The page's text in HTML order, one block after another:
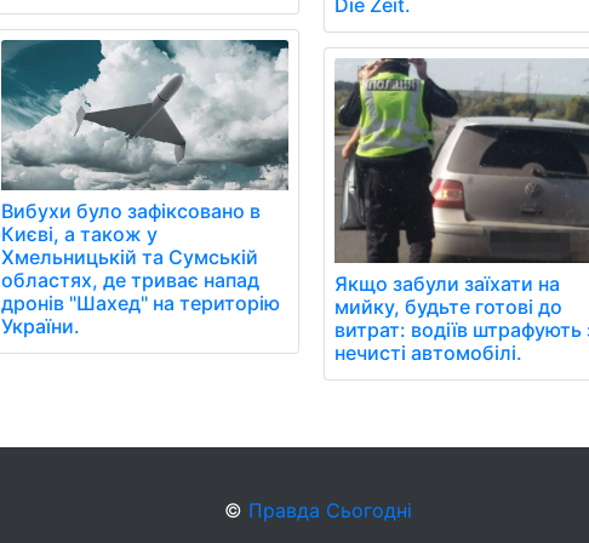
Вибухи було зафіксовано в
Києві, а також у
Хмельницькій та Сумській
областях, де триває напад
дронів "Шахед" на територію
України.
Якщо забули заїхати на
мийку, будьте готові до
витрат: водіїв штрафують
нечисті автомобілі.
© Правда Сьогодні